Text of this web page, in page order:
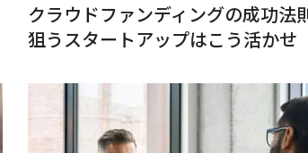
クラウドファンディングの成功法
狙うスタートアップはこう活かせ